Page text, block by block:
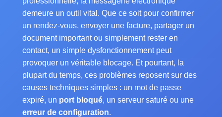
demeure un outil vital. Que ce soit pour confirmer
un rendez-vous, envoyer une facture, partager un
document important ou simplement rester en
contact, un simple dysfonctionnement peut
provoquer un véritable blocage. Et pourtant, la
plupart du temps, ces problèmes reposent sur des
causes techniques simples : un mot de passe
expiré, un port bloqué, un serveur saturé ou une
erreur de configuration.